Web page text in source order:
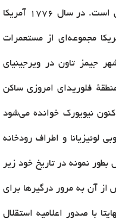
وسپوچی اعلام کرد که این قاره جدیدی است. در سال ۱۷۷۶ آمریکا
مجموعه‌ای از مستعمرات
شهر جیمز تاون در ویرجینیای
منطقهٔ فلوریدای امروزی ساکن
نیویورک خوانده می‌شود
لوئیزیانا و اطراف رودخانه
نمونه در تاریخ خود زیر
آن به مرور درگیرها برای
با صدور اعلامیه استقلال